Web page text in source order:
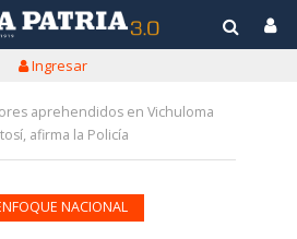
Ingresar
aprehendidos en Vichuloma
afirma la Policía
NACIONAL